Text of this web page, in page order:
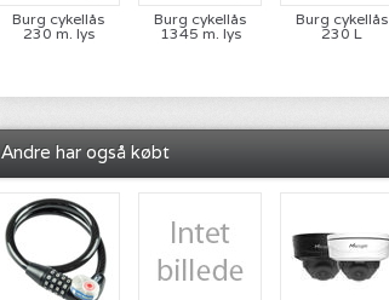
Burg cykellås
230 m. lys
Burg cykellås
1345 m. lys
Burg cykellås
230 L
Andre har også købt